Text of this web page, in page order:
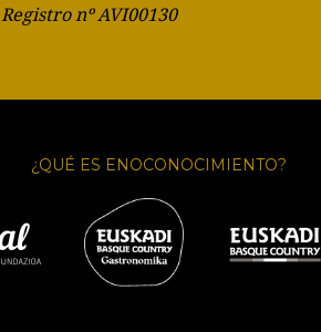
Registro nº AVI00130
¿QUÉ ES ENOCONOCIMIENTO?